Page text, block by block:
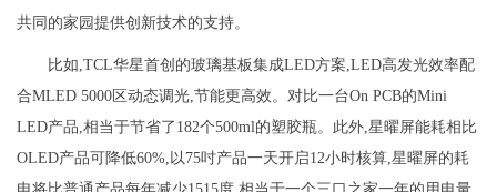
共同的家园提供创新技术的支持。
比如,TCL华星首创的玻璃基板集成LED方案,LED高发光效率配
合MLED 5000区动态调光,节能更高效。对比一台On PCB的Mini
LED产品,相当于节省了182个500ml的塑胶瓶。此外,星曜屏能耗相比
OLED产品可降低60%,以75吋产品一天开启12小时核算,星曜屏的耗